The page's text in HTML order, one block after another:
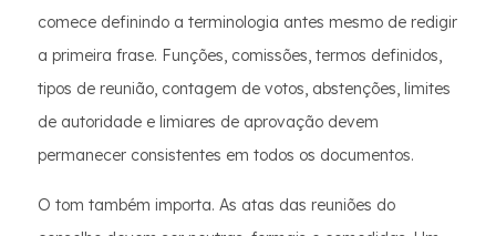
comece definindo a terminologia antes mesmo de redigir
a primeira frase. Funções, comissões, termos definidos,
tipos de reunião, contagem de votos, abstenções, limites
de autoridade e limiares de aprovação devem
permanecer consistentes em todos os documentos.
O tom também importa. As atas das reuniões do